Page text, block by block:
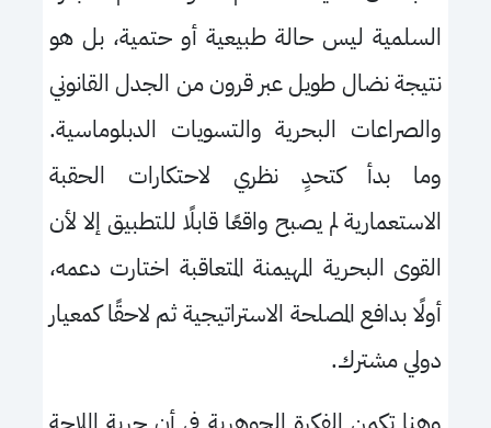
السلمية ليس حالة طبيعية أو حتمية، بل هو
نتيجة نضال طويل عبر قرون من الجدل القانوني
والصراعات البحرية والتسويات الدبلوماسية.
وما بدأ كتحدٍ نظري لاحتكارات الحقبة
الاستعمارية لم يصبح واقعًا قابلًا للتطبيق إلا لأن
القوى البحرية المهيمنة المتعاقبة اختارت دعمه،
أولًا بدافع المصلحة الاستراتيجية ثم لاحقًا كمعيار
دولي مشترك.